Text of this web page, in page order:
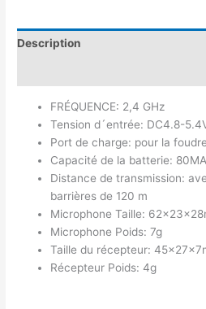
Description
FRÉQUENCE: 2,4 GHz
Tension d´entrée: DC4.8-
Port de charge: pour la
Capacité de la batterie:
Distance de transmission:
barrières de 120 m
Microphone Taille:
Microphone Poids: 7g
Taille du récepteur:
Récepteur Poids: 4g